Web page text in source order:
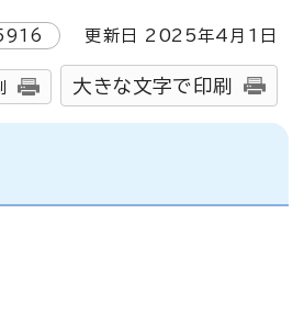
更新日 2025年4月1日
大きな文字で印刷